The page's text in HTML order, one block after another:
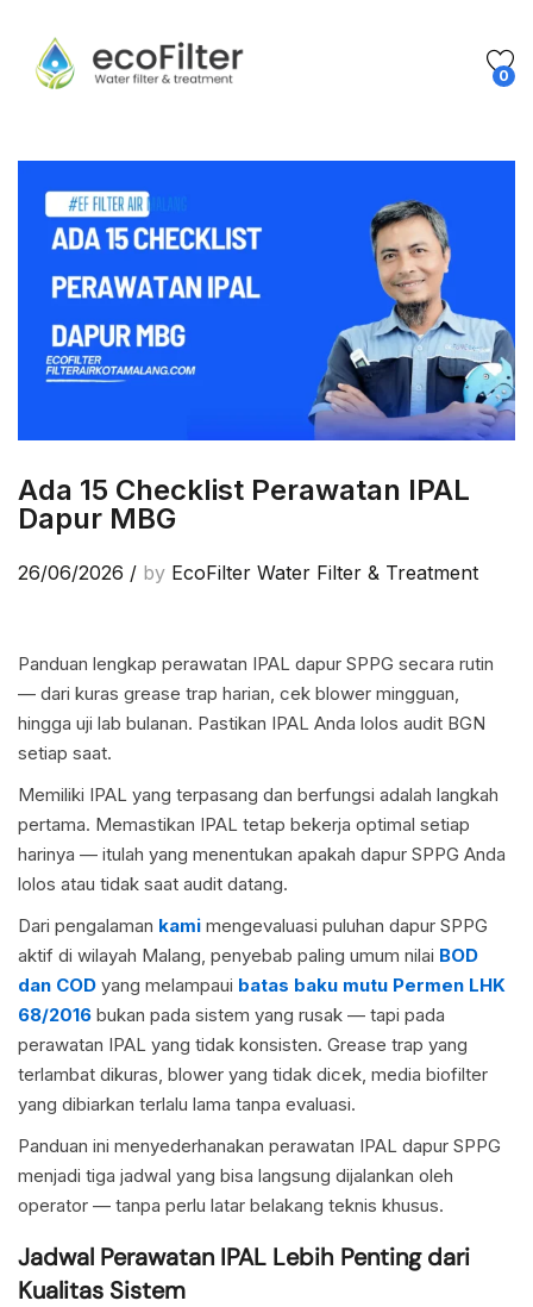
0
Ada 15 Checklist Perawatan IPAL
Dapur MBG
26/06/2026 / by EcoFilter Water Filter & Treatment
Panduan lengkap perawatan IPAL dapur SPPG secara rutin
— dari kuras grease trap harian, cek blower mingguan,
hingga uji lab bulanan. Pastikan IPAL Anda lolos audit BGN
setiap saat.
Memiliki IPAL yang terpasang dan berfungsi adalah langkah
pertama. Memastikan IPAL tetap bekerja optimal setiap
harinya — itulah yang menentukan apakah dapur SPPG Anda
lolos atau tidak saat audit datang.
Dari pengalaman kami mengevaluasi puluhan dapur SPPG
aktif di wilayah Malang, penyebab paling umum nilai BOD
dan COD yang melampaui batas baku mutu Permen LHK
68/2016 bukan pada sistem yang rusak — tapi pada
perawatan IPAL yang tidak konsisten. Grease trap yang
terlambat dikuras, blower yang tidak dicek, media biofilter
yang dibiarkan terlalu lama tanpa evaluasi.
Panduan ini menyederhanakan perawatan IPAL dapur SPPG
menjadi tiga jadwal yang bisa langsung dijalankan oleh
operator — tanpa perlu latar belakang teknis khusus.
Jadwal Perawatan IPAL Lebih Penting dari
Kualitas Sistem